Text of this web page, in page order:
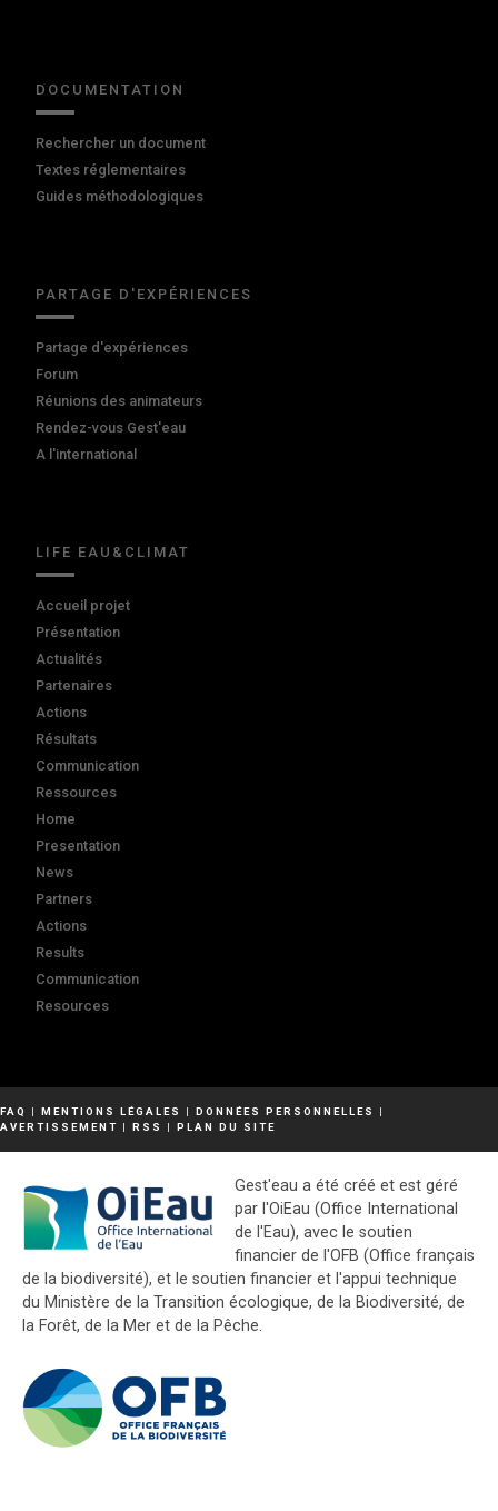
DOCUMENTATION
Rechercher un document
Textes réglementaires
Guides méthodologiques
PARTAGE D'EXPÉRIENCES
Partage d'expériences
Forum
Réunions des animateurs
Rendez-vous Gest'eau
A l'international
LIFE EAU&CLIMAT
Accueil projet
Présentation
Actualités
Partenaires
Actions
Résultats
Communication
Ressources
Home
Presentation
News
Partners
Actions
Results
Communication
Resources
FAQ | MENTIONS LÉGALES | DONNÉES PERSONNELLES
|
AVERTISSEMENT | RSS | PLAN DU SITE
Gest'eau a été créé et est géré
par l'OiEau (Office International
de l'Eau), avec le soutien
financier de l'OFB (Office français
de la biodiversité), et le soutien financier et l'appui technique
du Ministère de la Transition écologique, de la Biodiversité, de
la Forêt, de la Mer et de la Pêche.